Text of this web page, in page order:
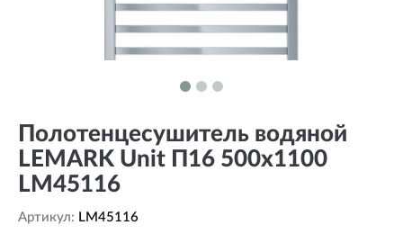
Полотенцесушитель водяной
LEMARK Unit П16 500x1100
LM45116
Артикул: LM45116